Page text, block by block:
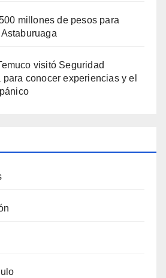
millones de pesos para
visitó Seguridad
conocer experiencias y el